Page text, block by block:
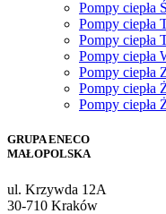
Pompy ciepła
Pompy ciepła
Pompy ciepła
Pompy ciepła
Pompy ciepła
Pompy ciepła
Pompy ciepła
GRUPA ENECO
MAŁOPOLSKA
ul. Krzywda 12A
30-710 Kraków